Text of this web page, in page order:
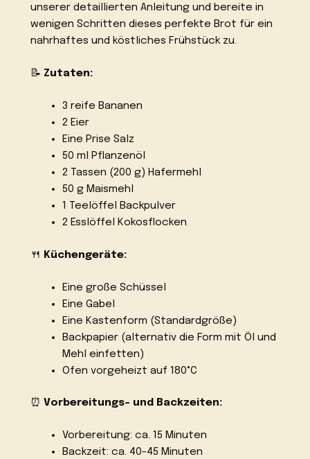
unserer detaillierten Anleitung und bereite in
wenigen Schritten dieses perfekte Brot für ein
nahrhaftes und köstliches Frühstück zu.
📝 Zutaten:
3 reife Bananen
2 Eier
Eine Prise Salz
50 ml Pflanzenöl
2 Tassen (200 g) Hafermehl
50 g Maismehl
1 Teelöffel Backpulver
2 Esslöffel Kokosflocken
🍴 Küchengeräte:
Eine große Schüssel
Eine Gabel
Eine Kastenform (Standardgröße)
Backpapier (alternativ die Form mit Öl und
Mehl einfetten)
Ofen vorgeheizt auf 180°C
⏰Vorbereitungs- und Backzeiten:
Vorbereitung: ca. 15 Minuten
Backzeit: ca. 40-45 Minuten